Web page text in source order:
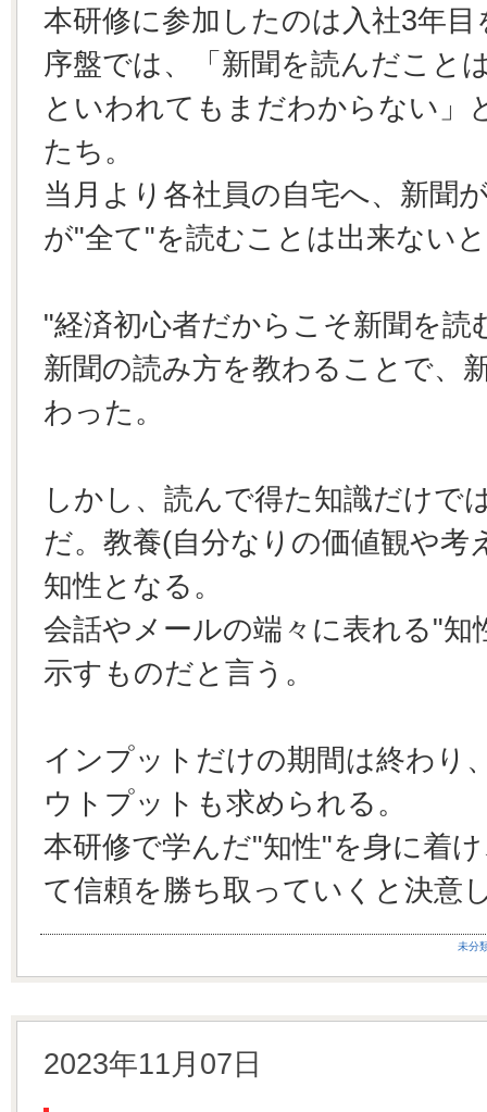
本研修に参加したのは入社3年
序盤では、「新聞を読んだこと
といわれてもまだわからない」
たち。
当月より各社員の自宅へ、新聞
が"全て"を読むことは出来ない
"経済初心者だからこそ新聞を読
新聞の読み方を教わることで、
わった。
しかし、読んで得た知識だけで
だ。教養(自分なりの価値観や
知性となる。
会話やメールの端々に表れる"
示すものだと言う。
インプットだけの期間は終わり
ウトプットも求められる。
本研修で学んだ"知性"を身に着
て信頼を勝ち取っていくと決意
未分
2023年11月07日